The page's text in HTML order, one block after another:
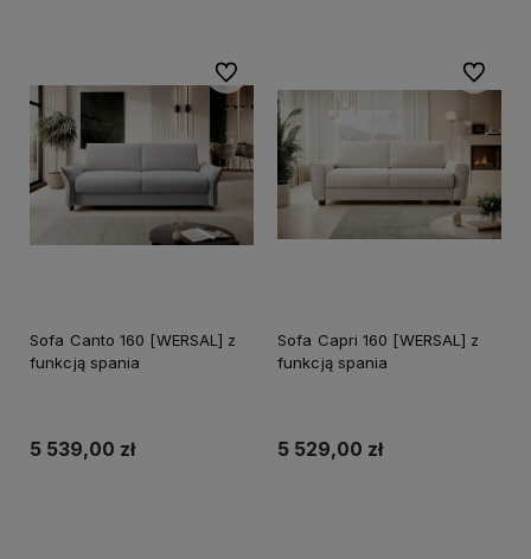
Sofa Canto 160 [WERSAL] z
funkcją spania
5 539,00 zł
Do ulubionych
Sofa Capri 160 [WERSAL] z
funkcją spania
5 529,00 zł
Do